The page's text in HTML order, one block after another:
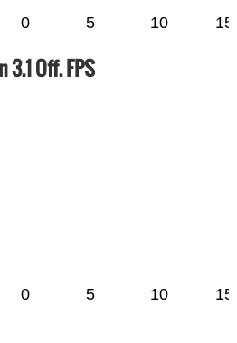
0 5 10 15
Off. FPS
0 5 10 15